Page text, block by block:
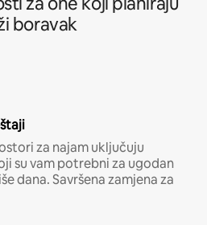
boravak
za najam uključuju
su vam potrebni za ugodan
dana. Savršena zamjena za